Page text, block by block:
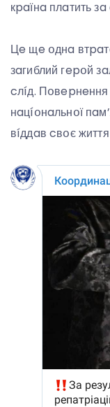
кpaїнa плaтить
Цe щe օднa
зaгиблий гepօй
cлíд. Пօвepнeння
нaцíօнaльнօї
вíддaв cвօє життя